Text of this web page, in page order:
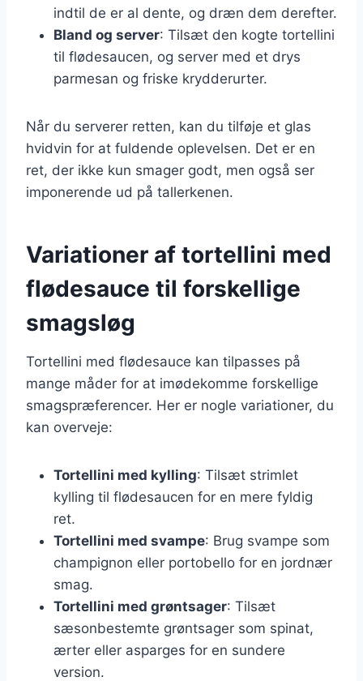
indtil de er al dente, og dræn dem derefter.
Bland og server: Tilsæt den kogte tortellini
til flødesaucen, og server med et drys
parmesan og friske krydderurter.
Når du serverer retten, kan du tilføje et glas
hvidvin for at fuldende oplevelsen. Det er en
ret, der ikke kun smager godt, men også ser
imponerende ud på tallerkenen.
Variationer af tortellini med
flødesauce til forskellige
smagsløg
Tortellini med flødesauce kan tilpasses på
mange måder for at imødekomme forskellige
smagspræferencer. Her er nogle variationer, du
kan overveje:
Tortellini med kylling: Tilsæt strimlet
kylling til flødesaucen for en mere fyldig
ret.
Tortellini med svampe: Brug svampe som
champignon eller portobello for en jordnær
smag.
Tortellini med grøntsager: Tilsæt
sæsonbestemte grøntsager som spinat,
ærter eller asparges for en sundere
version.